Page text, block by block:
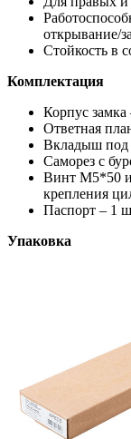
открывание/
Стойкость в
Комплектация
Корпус замка
Ответная
Вкладыш под
Саморез с
Винт М5*50
крепления
Паспорт – 1
Упаковка